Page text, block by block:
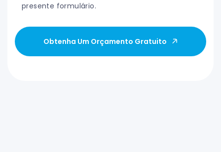
presente formulário.
Obtenha Um Orçamento Gratuito